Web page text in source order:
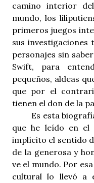
camino interior
mundo, los
primeros juegos
sus investigaciones
personajes sin
Swift, para
pequeños, aldeas
que por el
tienen el don de la
Es esta
que he leído en el
implícito el sentido
de la generosa y
ve el mundo. Por
cultural lo llevó a